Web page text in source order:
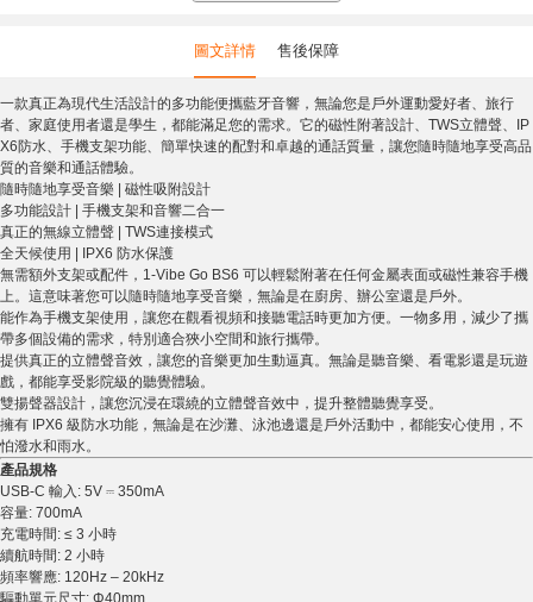
圖文詳情 售後保障
一款真正為現代生活設計的多功能便攜藍牙音響，無論您是戶外運動愛好者、旅行
者、家庭使用者還是學生，都能滿足您的需求。它的磁性附著設計、TWS立體聲、IP
X6防水、手機支架功能、簡單快速的配對和卓越的通話質量，讓您隨時隨地享受高品
質的音樂和通話體驗。
隨時隨地享受音樂 | 磁性吸附設計
多功能設計 | 手機支架和音響二合一
真正的無線立體聲 | TWS連接模式
全天候使用 | IPX6 防水保護
無需額外支架或配件，1-Vibe Go BS6 可以輕鬆附著在任何金屬表面或磁性兼容手機
上。這意味著您可以隨時隨地享受音樂，無論是在廚房、辦公室還是戶外。
能作為手機支架使用，讓您在觀看視頻和接聽電話時更加方便。一物多用，減少了攜
帶多個設備的需求，特別適合狹小空間和旅行攜帶。
提供真正的立體聲音效，讓您的音樂更加生動逼真。無論是聽音樂、看電影還是玩遊
戲，都能享受影院級的聽覺體驗。
雙揚聲器設計，讓您沉浸在環繞的立體聲音效中，提升整體聽覺享受。
擁有 IPX6 級防水功能，無論是在沙灘、泳池邊還是戶外活動中，都能安心使用，不
怕潑水和雨水。
產品規格
USB-C 輸入: 5V ⎓ 350mA
容量: 700mA
充電時間: ≤ 3 小時
續航時間: 2 小時
頻率響應: 120Hz – 20kHz
驅動單元尺寸: Φ40mm